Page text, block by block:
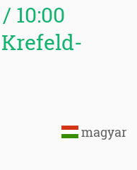
10:00
magyar